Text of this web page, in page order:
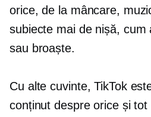
orice, de la mâncare,
subiecte mai de nișă, cum
sau broaște.
Cu alte cuvinte, TikTok
conținut despre orice și